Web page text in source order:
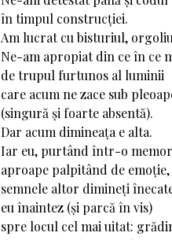
în timpul construcției.
Am lucrat cu bisturiul,
Ne-am apropiat din ce în ce
de trupul furtunos al luminii
care acum ne zace sub
(singură și foarte absentă).
Dar acum dimineața e alta.
Iar eu, purtând într-o
aproape palpitând de emoție,
semnele altor dimineți
eu înaintez (și parcă în vis)
spre locul cel mai uitat: